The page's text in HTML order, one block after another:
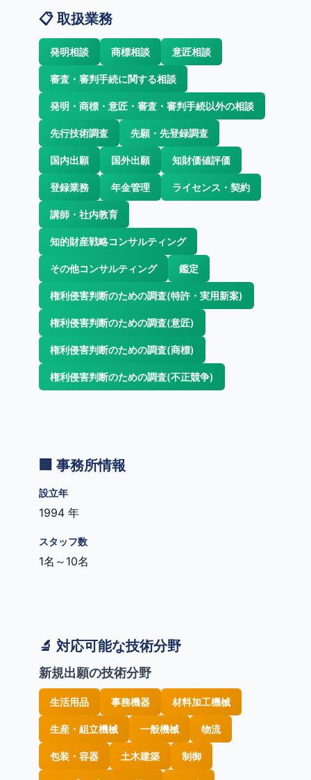
📋 取扱業務
発明相談 商標相談 意匠相談
審査・審判手続に関する相談
発明・商標・意匠・審査・審判手続以外の相談
先行技術調査 先願・先登録調査
国内出願 国外出願 知財価値評価
登録業務 年金管理 ライセンス・契約
講師・社内教育
知的財産戦略コンサルティング
その他コンサルティング 鑑定
権利侵害判断のための調査(特許・実用新案)
権利侵害判断のための調査(意匠)
権利侵害判断のための調査(商標)
権利侵害判断のための調査(不正競争)
🏢 事務所情報
設立年
1994 年
スタッフ数
1名～10名
🔬 対応可能な技術分野
新規出願の技術分野
生活用品 事務機器 材料加工機械
生産・組立機械 一般機械 物流
包装・容器 土木建築 制御